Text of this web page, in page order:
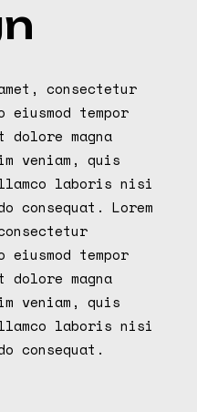
consectetur
tempor
magna
veniam, quis
laboris nisi
consequat. Lorem
tempor
magna
veniam, quis
laboris nisi
consequat.